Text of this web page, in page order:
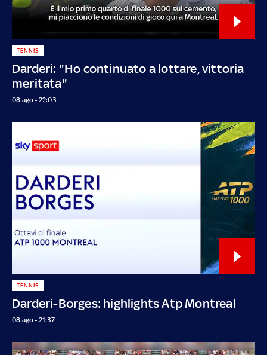
Darderi: "Ho continuato a lottare, vittoria
meritata"
TENNIS
08 ago - 22:03
Darderi-Borges: highlights Atp Montreal
TENNIS
08 ago - 21:37